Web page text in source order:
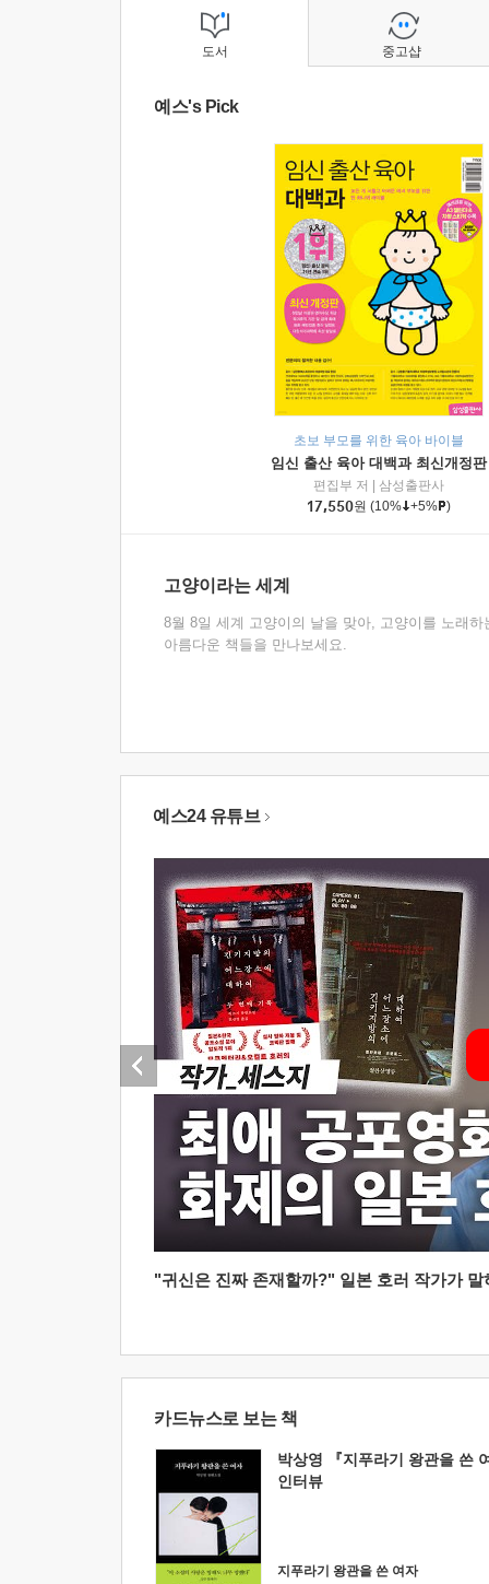
도서
예스's Pick
초보 부모를 위한 육아 바이블
임신 출산 육아 대백과 최신개정판
편집부 저
삼성출판사
17,550원 (10% +5% )
고양이라는 세계
8월 8일 세계 고양이의 날을 맞아, 고양이를 노래하
아름다운 책들을 만나보세요.
중고샵
예스24 유튜브
"귀신은 진짜 존재할까?" 일본 호러 작가가
카드뉴스로 보는 책
박상영 『지푸라기 왕관을 쓴
인터뷰
지푸라기 왕관을 쓴 여자